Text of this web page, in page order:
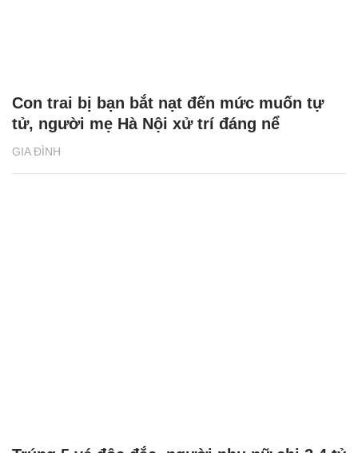
GIA ĐÌNH
Con trai bị bạn bắt nạt đến mức muốn tự
tử, người mẹ Hà Nội xử trí đáng nể